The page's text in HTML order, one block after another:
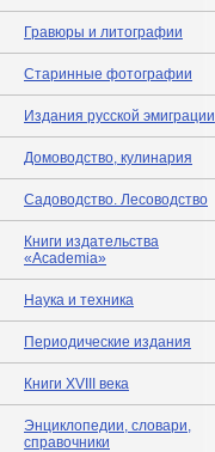
Гравюры и литографии
Старинные фотографии
Издания русской эмиграции
Домоводство, кулинария
Садоводство. Лесоводство
Книги издательства
«Academia»
Наука и техника
Периодические издания
Книги XVIII века
Энциклопедии, словари,
справочники